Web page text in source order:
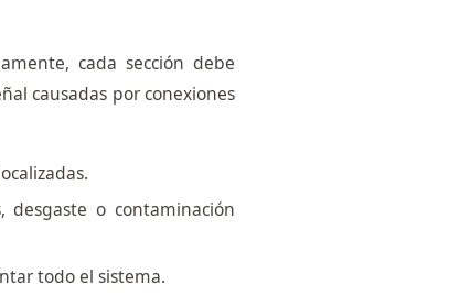
cada sección debe
causadas por conexiones
desgaste o contaminación
todo el sistema.